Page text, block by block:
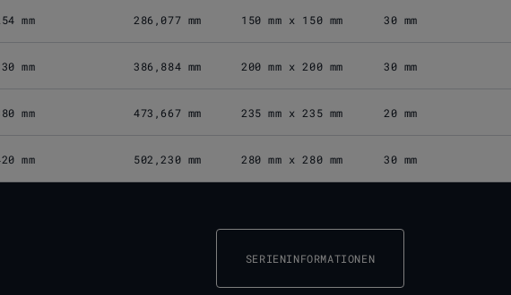
mm 286,077 mm 150 mm x 150 mm 30 mm
mm 386,884 mm 200 mm x 200 mm 30 mm
mm 473,667 mm 235 mm x 235 mm 20 mm
mm 502,230 mm 280 mm x 280 mm 30 mm
SERIENINFORMATIONEN